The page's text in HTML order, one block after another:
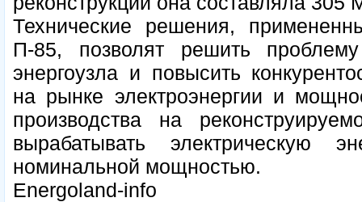
Технические решения,
П-85, позволят решить проблему
энергоузла и повысить
на рынке электроэнергии и
производства на
вырабатывать
номинальной мощностью.
Energoland-info